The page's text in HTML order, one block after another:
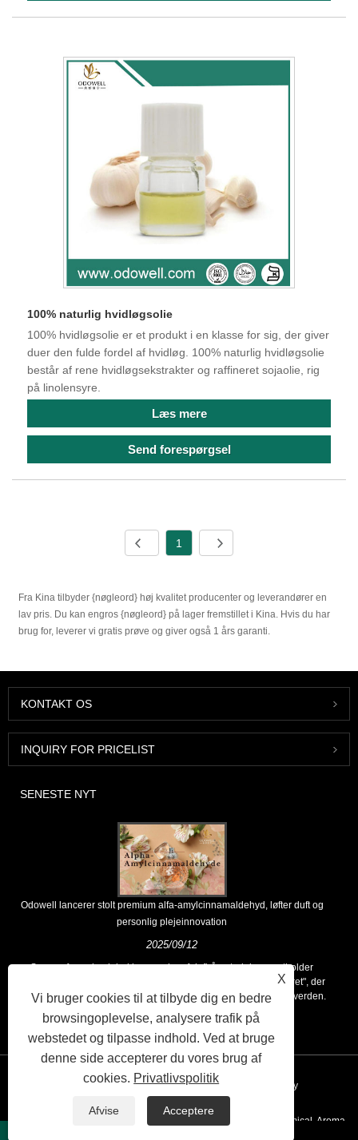
100% naturlig hvidløgsolie
100% hvidløgsolie er et produkt i en klasse for sig, der giver
duer den fulde fordel af hvidløg. 100% naturlig hvidløgsolie
består af rene hvidløgsekstrakter og raffineret sojaolie, rig
på linolensyre.
Læs mere
Send forespørgsel
1
Fra Kina tilbyder {nøgleord} høj kvalitet producenter og leverandører en
lav pris. Du kan engros {nøgleord} på lager fremstillet i Kina. Hvis du har
brug for, leverer vi gratis prøve og giver også 1 års garanti.
KONTAKT OS
INQUIRY FOR PRICELIST
SENESTE NYT
Odowell lancerer stolt premium alfa-amylcinnamaldehyd, løfter duft og
personlig plejeinnovation
2025/09/12
Som en førende global leverandør af duftråmaterialer opretholder
Odowell en kernefilosofi om "innovationsdrevet, kvalitetsfokuseret", der
konsekvent leverer overlegne duftløsninger til kunder over hele verden.
Sitemap RSS XML Privacy Policy
Copyright © 2020 Kunshan Odowell co., Ltd - China Aroma Chemical, Aroma
X
Vi bruger cookies til at tilbyde dig en bedre
browsingoplevelse, analysere trafik på
webstedet og tilpasse indhold. Ved at bruge
denne side accepterer du vores brug af
cookies. Privatlivspolitik
Afvise Acceptere